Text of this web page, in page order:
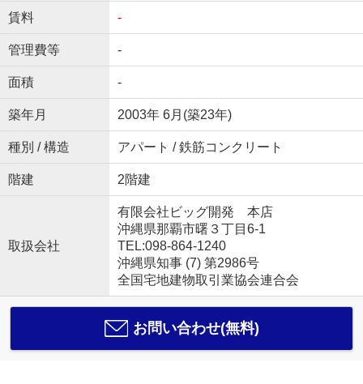
賃料 -
管理費等 -
面積 -
築年月 2003年 6月(築23年)
種別 / 構造 アパート / 鉄筋コンクリート
階建 2階建
取扱会社
有限会社ビッグ開発 本店
沖縄県那覇市曙３丁目6-1
TEL:098-864-1240
沖縄県知事 (7) 第2986号
全国宅地建物取引業協会連合会
お問い合わせ(無料)